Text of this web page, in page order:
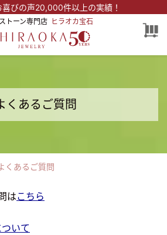
喜びの声20,000件以上の実績！
トーン専門店 ヒラオカ宝石
くあるご質問
くあるご質問
はこちら
いて